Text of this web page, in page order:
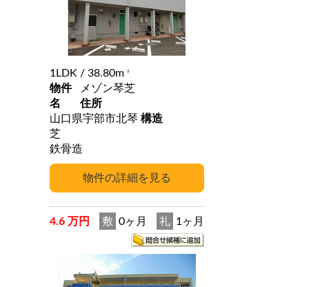
1LDK / 38.80m 2
物件
名
メゾン琴芝
住所
山口県宇部市北琴
芝
構造
鉄骨造
4.6 万円 敷 0ヶ月 礼 1ヶ月